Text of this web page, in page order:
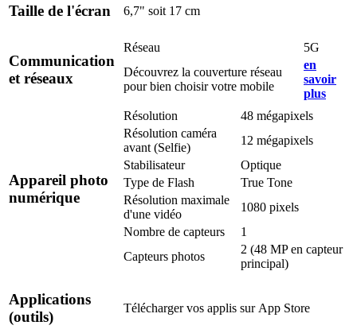
Taille de l'écran 6,7" soit 17 cm
Communication
et réseaux
Réseau
5G
Découvrez la couverture réseau
pour bien choisir votre mobile
en
savoir
plus
Appareil photo
numérique
Résolution
48 mégapixels
Résolution caméra
avant (Selfie)
12 mégapixels
Stabilisateur
Optique
Type de Flash
True Tone
Résolution maximale
d'une vidéo
1080 pixels
Nombre de capteurs
1
Capteurs photos
2 (48 MP en capteur
principal)
Applications
(outils)
Télécharger vos applis sur App Store